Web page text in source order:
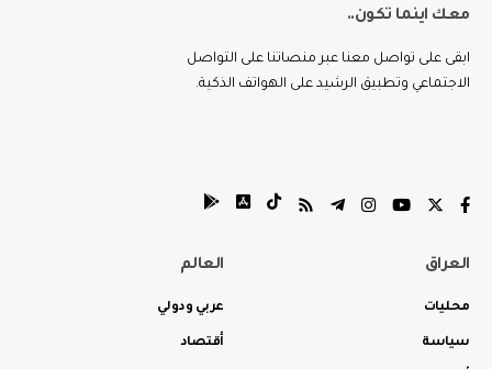
معك اينما تكون..
ابقى على تواصل معنا عبر منصاتنا على التواصل
الاجتماعي وتطبيق الرشيد على الهواتف الذكية.
العراق
محليات
سياسة
العالم
عربي ودولي
أقتصاد